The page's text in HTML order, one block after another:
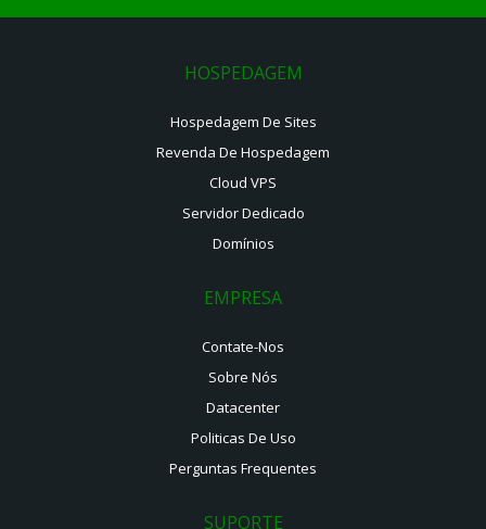
HOSPEDAGEM
Hospedagem De Sites
Revenda De Hospedagem
Cloud VPS
Servidor Dedicado
Domínios
EMPRESA
Contate-Nos
Sobre Nós
Datacenter
Politicas De Uso
Perguntas Frequentes
SUPORTE